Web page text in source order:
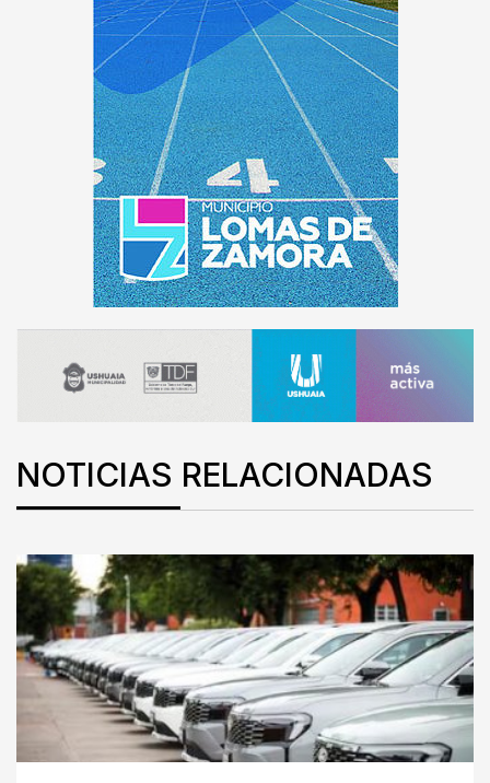
NOTICIAS RELACIONADAS